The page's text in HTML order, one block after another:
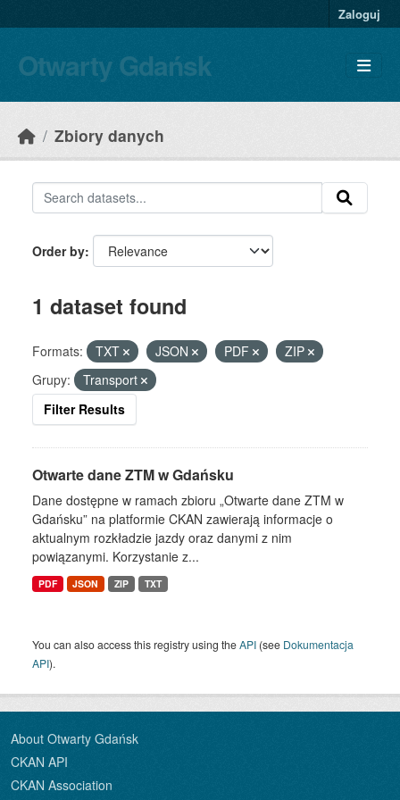
Zaloguj
Otwarty Gdańsk
Zbiory danych
Order by
1 dataset found
Formats: TXT JSON PDF
ZIP
Grupy:
Transport
Filter Results
Otwarte dane ZTM w Gdańsku
Dane dostępne w ramach zbioru „Otwarte dane ZTM w
Gdańsku” na platformie CKAN zawierają informacje o
aktualnym rozkładzie jazdy oraz danymi z nim
powiązanymi. Korzystanie z...
PDF JSON ZIP TXT
You can also access this registry using theAPI (see Dokumentacja
API).
About Otwarty Gdańsk
CKAN API
CKAN Association